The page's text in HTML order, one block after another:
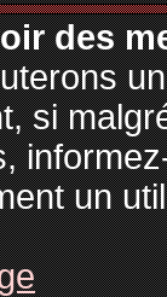
des
si
un